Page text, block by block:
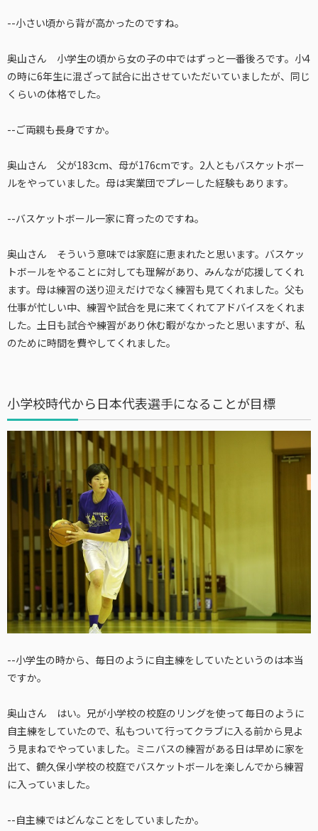
--小さい頃から背が高かったのですね。
奥山さん 小学生の頃から女の子の中ではずっと一番後ろです。小4
の時に6年生に混ざって試合に出させていただいていましたが、同じ
くらいの体格でした。
--ご両親も長身ですか。
奥山さん 父が183cm、母が176cmです。2人ともバスケットボー
ルをやっていました。母は実業団でプレーした経験もあります。
--バスケットボール一家に育ったのですね。
奥山さん そういう意味では家庭に恵まれたと思います。バスケッ
トボールをやることに対しても理解があり、みんなが応援してくれ
ます。母は練習の送り迎えだけでなく練習も見てくれました。父も
仕事が忙しい中、練習や試合を見に来てくれてアドバイスをくれま
した。土日も試合や練習があり休む暇がなかったと思いますが、私
のために時間を費やしてくれました。
小学校時代から日本代表選手になることが目標
--小学生の時から、毎日のように自主練をしていたというのは本当
ですか。
奥山さん はい。兄が小学校の校庭のリングを使って毎日のように
自主練をしていたので、私もついて行ってクラブに入る前から見よ
う見まねでやっていました。ミニバスの練習がある日は早めに家を
出て、鶴久保小学校の校庭でバスケットボールを楽しんでから練習
に入っていました。
--自主練ではどんなことをしていましたか。